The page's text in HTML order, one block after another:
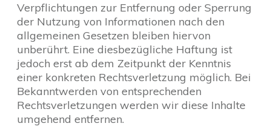
Verpflichtungen zur Entfernung oder Sperrung
der Nutzung von Informationen nach den
allgemeinen Gesetzen bleiben hiervon
unberührt. Eine diesbezügliche Haftung ist
jedoch erst ab dem Zeitpunkt der Kenntnis
einer konkreten Rechtsverletzung möglich. Bei
Bekanntwerden von entsprechenden
Rechtsverletzungen werden wir diese Inhalte
umgehend entfernen.